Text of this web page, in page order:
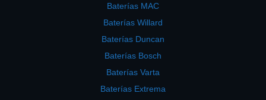
Baterías MAC
Baterías Willard
Baterías Duncan
Baterías Bosch
Baterías Varta
Baterías Extrema